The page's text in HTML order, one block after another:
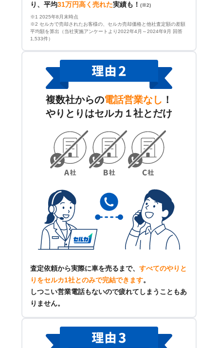
り、平均31万円高く売れた実績も！ (※2)
※1 2025年8月末時点
※2 セルカで売却されたお客様の、セルカ売却価格と他社査定額の差額
平均額を算出（当社実施アンケートより2022年4月～2024年9月 回答
1,533件）
複数社からの電話営業なし ！
やりとりはセルカ１社とだけ
査定依頼から実際に車を売るまで、 すべてのやりと
りをセルカ1社とのみで完結できます。
しつこい営業電話もないので疲れてしまうこともあ
りません。